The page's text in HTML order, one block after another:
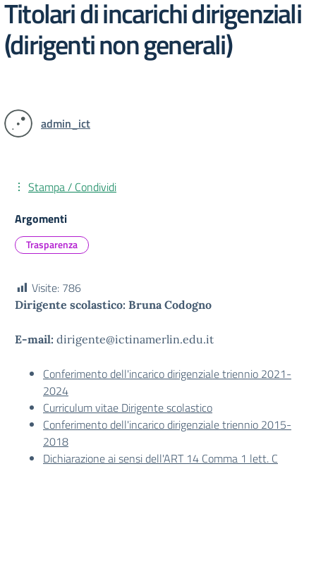
Titolari di incarichi dirigenziali
(dirigenti non generali)
admin_ict
Stampa / Condividi
Argomenti
Trasparenza
Visite: 786
Dirigente scolastico: Bruna Codogno
E-mail: dirigente@ictinamerlin.edu.it
Conferimento dell'incarico dirigenziale triennio 2021-
2024
Curriculum vitae Dirigente scolastico
Conferimento dell'incarico dirigenziale triennio 2015-
2018
Dichiarazione ai sensi dell'ART 14 Comma 1 lett. C